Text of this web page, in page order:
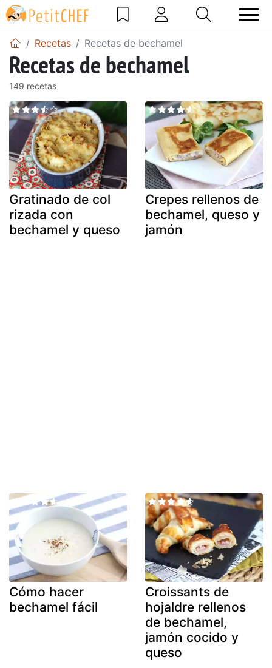
Recetas Recetas de bechamel
Recetas de bechamel
149 recetas
Gratinado de col
rizada con
bechamel y queso
Crepes rellenos de
bechamel, queso y
jamón
Cómo hacer
bechamel fácil
Croissants de
hojaldre rellenos
de bechamel,
jamón cocido y
queso